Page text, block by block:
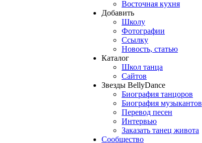
Восточная кухня
Добавить
Школу
Фотографии
Ссылку
Новость, статью
Каталог
Школ танца
Сайтов
Звезды BellyDance
Биография танцоров
Биография музыкантов
Перевод песен
Интервью
Заказать танец живота
Сообщество